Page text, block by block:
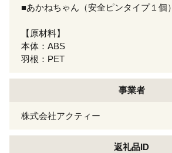
■あかねちゃん（安全ピンタイプ１個）
【原材料】
本体：ABS
羽根：PET
事業者
株式会社アクティー
返礼品ID